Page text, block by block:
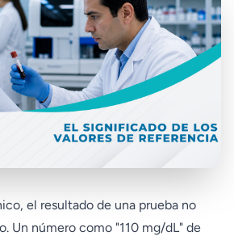
el resultado de una prueba no
Un número como "110 mg/dL" de